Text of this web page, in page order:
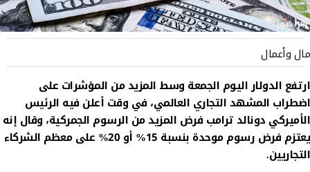
مال وأعمال
ارتفع الدولار اليوم الجمعة وسط المزيد من المؤشرات على
اضطراب المشهد التجاري العالمي، في وقت أعلن فيه الرئيس
الأميركي دونالد ترامب فرض المزيد من الرسوم الجمركية، وقال إنه
يعتزم فرض رسوم موحدة بنسبة 15% أو 20% على معظم الشركاء
التجاريين.